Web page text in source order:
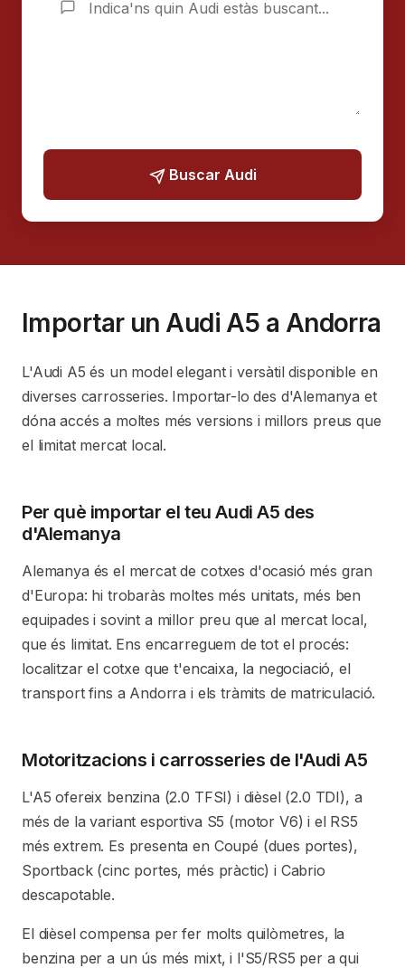
Buscar Audi
Importar un Audi A5 a Andorra
L'Audi A5 és un model elegant i versàtil disponible en
diverses carrosseries. Importar-lo des d'Alemanya et
dóna accés a moltes més versions i millors preus que
el limitat mercat local.
Per què importar el teu Audi A5 des
d'Alemanya
Alemanya és el mercat de cotxes d'ocasió més gran
d'Europa: hi trobaràs moltes més unitats, més ben
equipades i sovint a millor preu que al mercat local,
que és limitat. Ens encarreguem de tot el procés:
localitzar el cotxe que t'encaixa, la negociació, el
transport fins a Andorra i els tràmits de matriculació.
Motoritzacions i carrosseries de l'Audi A5
L'A5 ofereix benzina (2.0 TFSI) i dièsel (2.0 TDI), a
més de la variant esportiva S5 (motor V6) i el RS5
més extrem. Es presenta en Coupé (dues portes),
Sportback (cinc portes, més pràctic) i Cabrio
descapotable.
El dièsel compensa per fer molts quilòmetres, la
benzina per a un ús més mixt, i l'S5/RS5 per a qui